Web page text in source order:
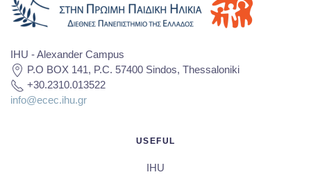
IHU - Alexander Campus
P.O BOX 141, P.C. 57400 Sindos, Thessaloniki
+30.2310.013522
info@ecec.ihu.gr
USEFUL
IHU